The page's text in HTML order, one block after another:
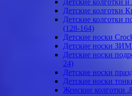
Детские колготки
Детские колготки
Детские колготки
(128-164)
Детские носки
Детские носки
Детские носки
24)
Детские носки
Детские носки
Женские колготки